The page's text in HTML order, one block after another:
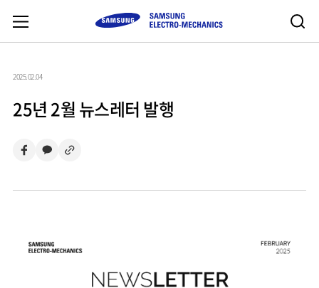
2025.02.04
25년 2월 뉴스레터 발행